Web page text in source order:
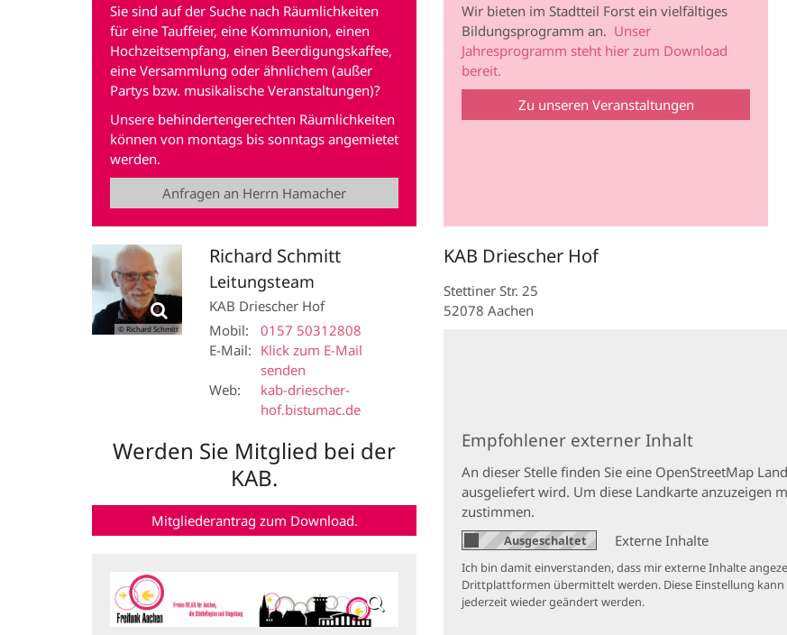
Sie sind auf der Suche nach Räumlichkeiten
für eine Tauffeier, eine Kommunion, einen
Hochzeitsempfang, einen Beerdigungskaffee,
eine Versammlung oder ähnlichem (außer
Partys bzw. musikalische Veranstaltungen)?
Unsere behindertengerechten Räumlichkeiten
können von montags bis sonntags angemietet
werden.
Anfragen an Herrn Hamacher
Wir bieten im Stadtteil Forst ein vielfältiges
Bildungsprogramm an. Unser
Jahresprogramm steht hier zum Download
bereit.
Zu unseren Veranstaltungen
KAB Driescher Hof
Stettiner Str. 25
52078 Aachen
Empfohlener externer Inhalt
An dieser Stelle finden Sie eine OpenStreetMap
ausgeliefert wird. Um diese Landkarte anzuzeigen
zustimmen.
Externe Inhalte
Ich bin damit einverstanden, dass mir externe Inhalte
Drittplattformen übermittelt werden. Diese Einstellung
jederzeit wieder geändert werden.
© Richard Schmitt
Richard Schmitt
Leitungsteam
KAB Driescher Hof
Mobil:
0157 50312808
E-Mail: Klick zum E-Mail
senden
Web:
kab-driescher-
hof.bistumac.de
Werden Sie Mitglied bei der
KAB.
Mitgliederantrag zum Download.